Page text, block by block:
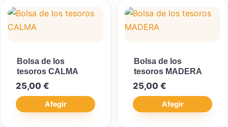
Bolsa de los
tesoros CALMA
25,00 €
Afegir
Bolsa de los
tesoros MADERA
25,00 €
Afegir